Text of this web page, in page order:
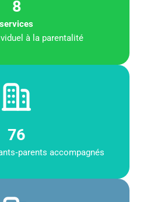
8
services
à la parentalité
76
accompagnés